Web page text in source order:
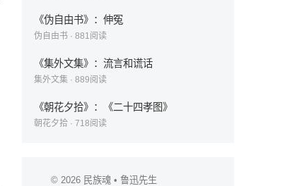
《伪自由书》：伸冤
伪自由书 · 881阅读
《集外文集》：流言和谎话
集外文集 · 889阅读
《朝花夕拾》：《二十四孝图》
朝花夕拾 · 718阅读
© 2026 民族魂 • 鲁迅先生